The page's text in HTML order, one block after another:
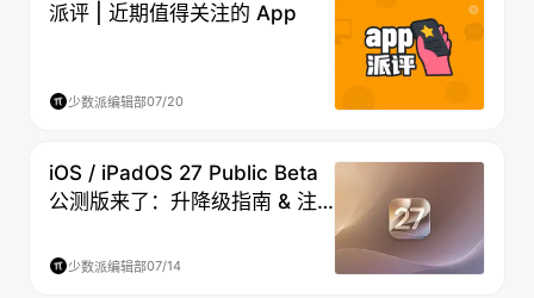
派评 | 近期值得关注的 App
少数派编辑部07/20
iOS / iPadOS 27 Public Beta
公测版来了：升降级指南 & 注
少数派编辑部07/14